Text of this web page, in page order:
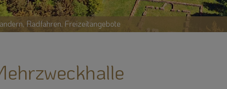
Radfahren, Freizeitangebote